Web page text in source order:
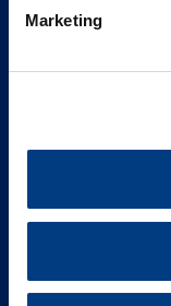
Marketing
Investor Relations